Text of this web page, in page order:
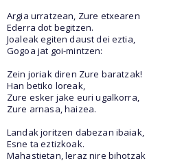
Argia urratzean, Zure etxearen
Ederra dot begitzen.
Joaleak egiten daust dei eztia,
Gogoa jat goi-mintzen:
Zein joriak diren Zure baratzak!
Han betiko loreak,
Zure esker jake euri ugalkorra,
Zure arnasa, haizea.
Landak joritzen dabezan ibaiak,
Esne ta eztizkoak.
Mahastietan, leraz nire bihotzak